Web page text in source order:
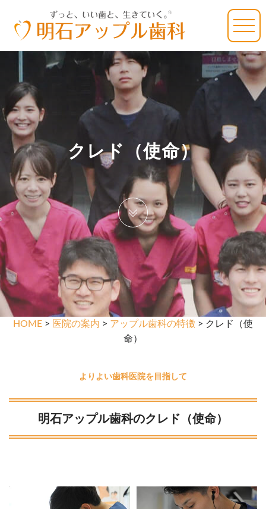
クレド（使命）
HOME > 医院の案内 > アップル歯科の特徴 > クレド（使
命）
よりよい歯科医院を目指して
明石アップル歯科のクレド（使命）